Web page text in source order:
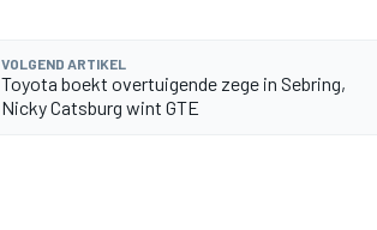
VOLGEND ARTIKEL
Toyota boekt overtuigende zege in Sebring,
Nicky Catsburg wint GTE